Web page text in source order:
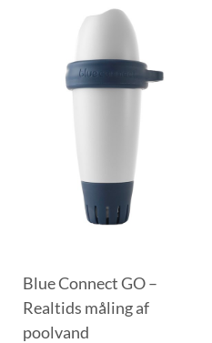
Blue Connect GO –
Realtids måling af
poolvand